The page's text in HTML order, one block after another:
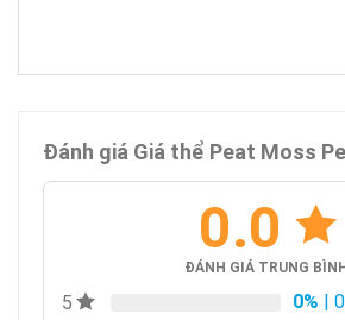
Đánh giá Giá thể Peat Moss
0.0
ĐÁNH GIÁ TRUNG BÌNH
5 0% |